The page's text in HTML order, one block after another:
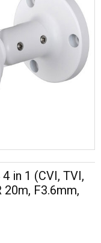
in 1 (CVI, TVI,
20m, F3.6mm,